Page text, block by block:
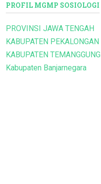
PROFIL MGMP SOSIOLOGI
PROVINSI JAWA TENGAH
KABUPATEN PEKALONGAN
KABUPATEN TEMANGGUNG
Kabupaten Banjarnegara